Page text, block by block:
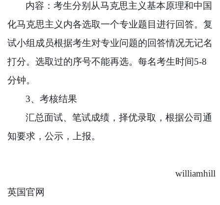
内容：考生分别从马克思主义基本原理和中国
化马克思主义内各选取一个专业题目进行回答。复
试小组成员根据考生对专业问题的回答情况无记名
打分。选取过的序号不能再选。每名考生时间5-8
分钟。
3、考核结果
汇总面试、笔试成绩，择优录取，根据公司通
知要求，公示，上报。
williamhill
英国官网